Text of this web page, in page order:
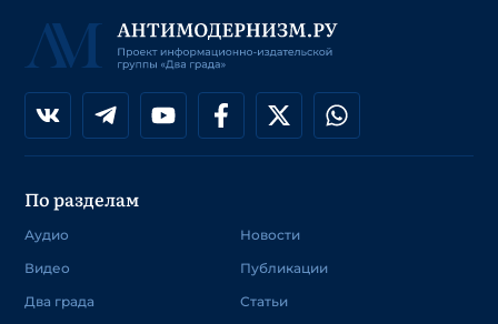
По разделам
Аудио
Видео
Два града
Новости
Публикации
Статьи